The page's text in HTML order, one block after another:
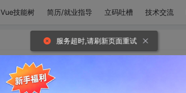
Vue技能树 简历/就业指导 立码吐槽 技术交流
服务超时,请刷新页面重试